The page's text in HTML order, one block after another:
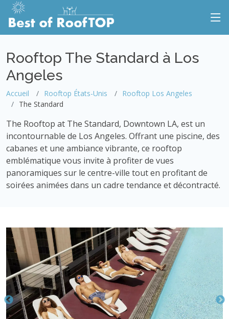
Rooftop The Standard à Los
Angeles
Accueil Rooftop États-Unis
Rooftop Los Angeles
The Standard
The Rooftop at The Standard, Downtown LA, est un
incontournable de Los Angeles. Offrant une piscine, des
cabanes et une ambiance vibrante, ce rooftop
emblématique vous invite à profiter de vues
panoramiques sur le centre-ville tout en profitant de
soirées animées dans un cadre tendance et décontracté.